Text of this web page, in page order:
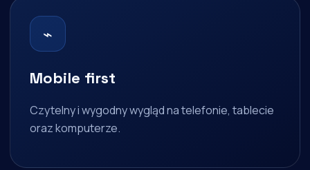
⌁
Mobile first
Czytelny i wygodny wygląd na telefonie, tablecie
oraz komputerze.